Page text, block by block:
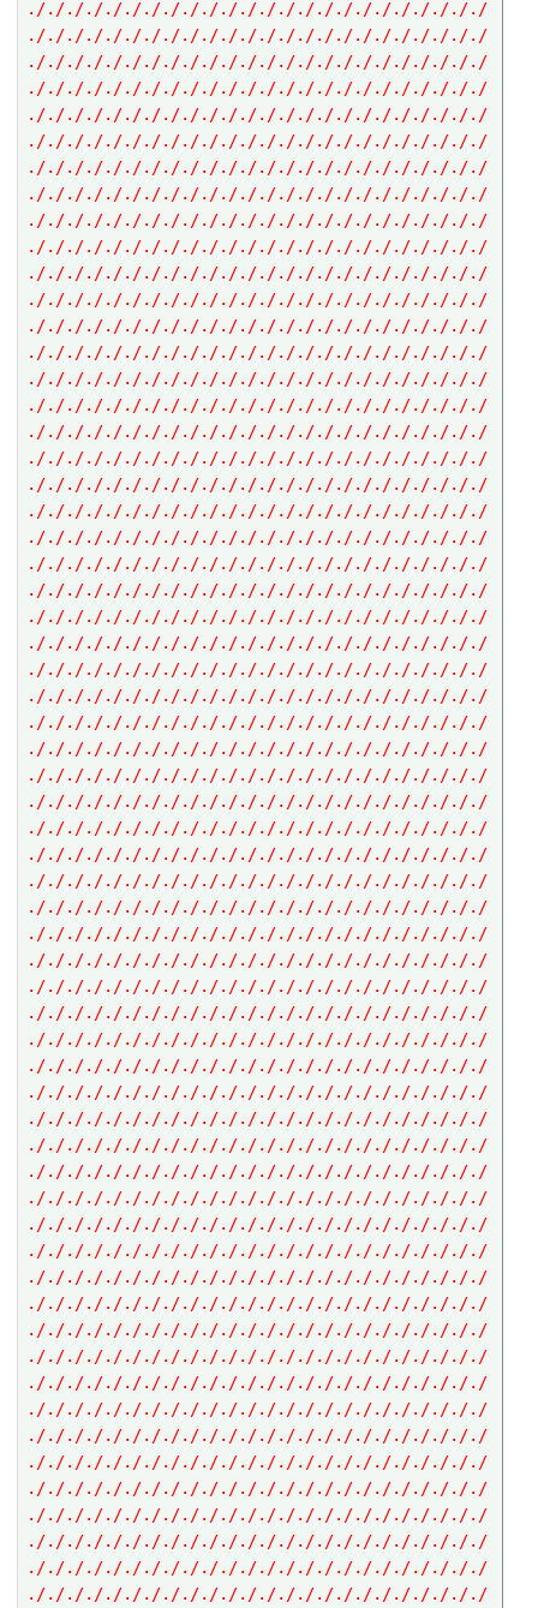
././././././././././././././././././././././././
././././././././././././././././././././././././
././././././././././././././././././././././././
././././././././././././././././././././././././
././././././././././././././././././././././././
././././././././././././././././././././././././
././././././././././././././././././././././././
././././././././././././././././././././././././
././././././././././././././././././././././././
././././././././././././././././././././././././
././././././././././././././././././././././././
././././././././././././././././././././././././
././././././././././././././././././././././././
././././././././././././././././././././././././
././././././././././././././././././././././././
././././././././././././././././././././././././
././././././././././././././././././././././././
././././././././././././././././././././././././
././././././././././././././././././././././././
././././././././././././././././././././././././
././././././././././././././././././././././././
././././././././././././././././././././././././
././././././././././././././././././././././././
././././././././././././././././././././././././
././././././././././././././././././././././././
././././././././././././././././././././././././
././././././././././././././././././././././././
././././././././././././././././././././././././
././././././././././././././././././././././././
././././././././././././././././././././././././
././././././././././././././././././././././././
././././././././././././././././././././././././
././././././././././././././././././././././././
././././././././././././././././././././././././
././././././././././././././././././././././././
././././././././././././././././././././././././
././././././././././././././././././././././././
././././././././././././././././././././././././
././././././././././././././././././././././././
././././././././././././././././././././././././
././././././././././././././././././././././././
././././././././././././././././././././././././
././././././././././././././././././././././././
././././././././././././././././././././././././
././././././././././././././././././././././././
././././././././././././././././././././././././
././././././././././././././././././././././././
././././././././././././././././././././././././
././././././././././././././././././././././././
././././././././././././././././././././././././
././././././././././././././././././././././././
././././././././././././././././././././././././
././././././././././././././././././././././././
././././././././././././././././././././././././
././././././././././././././././././././././././
././././././././././././././././././././././././
././././././././././././././././././././././././
././././././././././././././././././././././././
././././././././././././././././././././././././
././././././././././././././././././././././././
././././././././././././././././././././././././